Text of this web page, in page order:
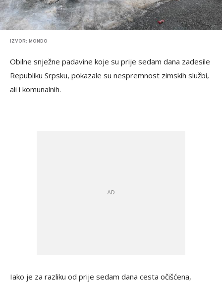
IZVOR: MONDO
Obilne snježne padavine koje su prije sedam dana zadesile
Republiku Srpsku, pokazale su nespremnost zimskih službi,
ali i komunalnih.
Iako je za razliku od prije sedam dana cesta očišćena,